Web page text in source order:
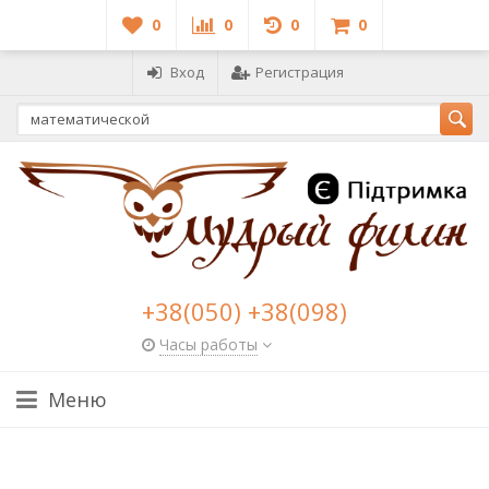
0 0 0 0
Вход Регистрация
+38(050) +38(098)
Часы работы
Меню